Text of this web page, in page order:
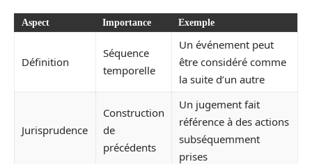
Aspect Importance Exemple
Définition
Séquence
temporelle
Un événement peut
être considéré comme
la suite d’un autre
Jurisprudence
Construction
de
précédents
Un jugement fait
référence à des actions
subséquemment
prises